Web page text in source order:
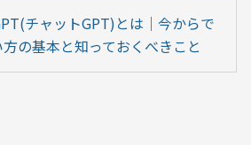
チャットGPT)とは｜今からで
の基本と知っておくべきこと